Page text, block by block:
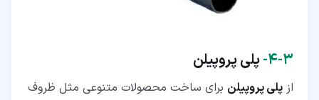
۳‏-‏۴‏- پلی پروپیلن
از پلی پروپیلن برای ساخت محصولات متنوعی مثل ظروف